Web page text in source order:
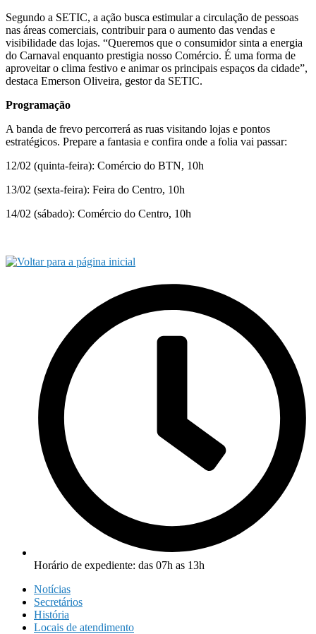
Segundo a SETIC, a ação busca estimular a circulação de pessoas
nas áreas comerciais, contribuir para o aumento das vendas e
visibilidade das lojas. “Queremos que o consumidor sinta a energia
do Carnaval enquanto prestigia nosso Comércio. É uma forma de
aproveitar o clima festivo e animar os principais espaços da cidade”,
destaca Emerson Oliveira, gestor da SETIC.
Programação
A banda de frevo percorrerá as ruas visitando lojas e pontos
estratégicos. Prepare a fantasia e confira onde a folia vai passar:
12/02 (quinta-feira): Comércio do BTN, 10h
13/02 (sexta-feira): Feira do Centro, 10h
14/02 (sábado): Comércio do Centro, 10h
Horário de expediente: das 07h as 13h
Notícias
Secretários
História
Locais de atendimento